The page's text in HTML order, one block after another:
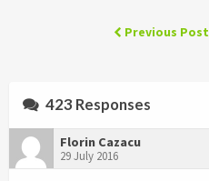
Previous Post
423 Responses
Florin Cazacu
29 July 2016